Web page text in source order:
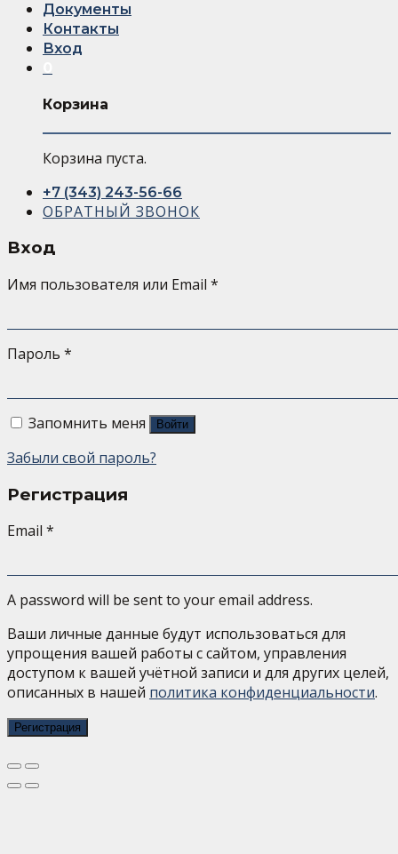
Документы
Контакты
Вход
Корзина
Корзина пуста.
+7 (343) 243-56-66
ОБРАТНЫЙ ЗВОНОК
Вход
Имя пользователя или Email *
Пароль *
Запомнить меня Войти
Забыли свой пароль?
Регистрация
Email *
A password will be sent to your email address.
Ваши личные данные будут использоваться для
упрощения вашей работы с сайтом, управления
доступом к вашей учётной записи и для других целей,
описанных в нашей политика конфиденциальности.
Регистрация